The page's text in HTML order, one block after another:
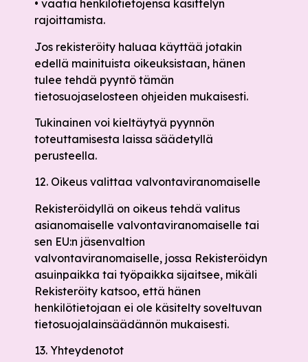
• vaatia henkilötietojensa käsittelyn
rajoittamista.
Jos rekisteröity haluaa käyttää jotakin
edellä mainituista oikeuksistaan, hänen
tulee tehdä pyyntö tämän
tietosuojaselosteen ohjeiden mukaisesti.
Tukinainen voi kieltäytyä pyynnön
toteuttamisesta laissa säädetyllä
perusteella.
12. Oikeus valittaa valvontaviranomaiselle
Rekisteröidyllä on oikeus tehdä valitus
asianomaiselle valvontaviranomaiselle tai
sen EU:n jäsenvaltion
valvontaviranomaiselle, jossa Rekisteröidyn
asuinpaikka tai työpaikka sijaitsee, mikäli
Rekisteröity katsoo, että hänen
henkilötietojaan ei ole käsitelty soveltuvan
tietosuojalainsäädännön mukaisesti.
13. Yhteydenotot